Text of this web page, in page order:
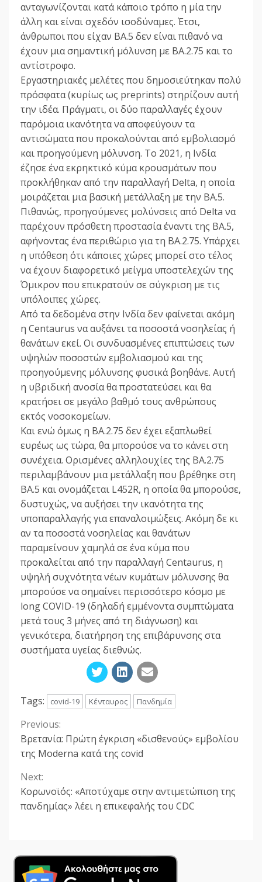
ανταγωνίζονται κατά κάποιο τρόπο η μία την
άλλη και είναι σχεδόν ισοδύναμες. Έτσι,
άνθρωποι που είχαν BA.5 δεν είναι πιθανό να
έχουν μια σημαντική μόλυνση με BA.2.75 και το
αντίστροφο.
Εργαστηριακές μελέτες που δημοσιεύτηκαν πολύ
πρόσφατα (κυρίως ως preprints) στηρίζουν αυτή
την ιδέα. Πράγματι, οι δύο παραλλαγές έχουν
παρόμοια ικανότητα να αποφεύγουν τα
αντισώματα που προκαλούνται από εμβολιασμό
και προηγούμενη μόλυνση. Το 2021, η Ινδία
έζησε ένα εκρηκτικό κύμα κρουσμάτων που
προκλήθηκαν από την παραλλαγή Delta, η οποία
μοιράζεται μια βασική μετάλλαξη με την BA.5.
Πιθανώς, προηγούμενες μολύνσεις από Delta να
παρέχουν πρόσθετη προστασία έναντι της BA.5,
αφήνοντας ένα περιθώριο για τη BA.2.75. Υπάρχει
η υπόθεση ότι κάποιες χώρες μπορεί στο τέλος
να έχουν διαφορετικό μείγμα υποστελεχών της
Όμικρον που επικρατούν σε σύγκριση με τις
υπόλοιπες χώρες.
Από τα δεδομένα στην Ινδία δεν φαίνεται ακόμη
η Centaurus να αυξάνει τα ποσοστά νοσηλείας ή
θανάτων εκεί. Οι συνδυασμένες επιπτώσεις των
υψηλών ποσοστών εμβολιασμού και της
προηγούμενης μόλυνσης φυσικά βοηθάνε. Αυτή
η υβριδική ανοσία θα προστατεύσει και θα
κρατήσει σε μεγάλο βαθμό τους ανθρώπους
εκτός νοσοκομείων.
Και ενώ όμως η BA.2.75 δεν έχει εξαπλωθεί
ευρέως ως τώρα, θα μπορούσε να το κάνει στη
συνέχεια. Ορισμένες αλληλουχίες της BA.2.75
περιλαμβάνουν μια μετάλλαξη που βρέθηκε στη
BA.5 και ονομάζεται L452R, η οποία θα μπορούσε,
δυστυχώς, να αυξήσει την ικανότητα της
υποπαραλλαγής για επαναλοιμώξεις. Ακόμη δε κι
αν τα ποσοστά νοσηλείας και θανάτων
παραμείνουν χαμηλά σε ένα κύμα που
προκαλείται από την παραλλαγή Centaurus, η
υψηλή συχνότητα νέων κυμάτων μόλυνσης θα
μπορούσε να σημαίνει περισσότερο κόσμο με
long COVID-19 (δηλαδή εμμένοντα συμπτώματα
μετά τους 3 μήνες από τη διάγνωση) και
γενικότερα, διατήρηση της επιβάρυνσης στα
συστήματα υγείας διεθνώς.
Tags: covid-19 Κένταυρος Πανδημία
Continue
Reading
Previous:
Βρετανία: Πρώτη έγκριση «δισθενούς» εμβολίου
της Moderna κατά της covid
Next:
Κορωνοϊός: «Αποτύχαμε στην αντιμετώπιση της
πανδημίας» λέει η επικεφαλής του CDC